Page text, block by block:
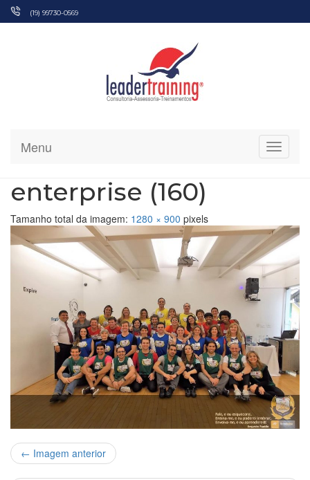
Pular
(19) 99730-0569
Menu
enterprise (160)
Tamanho total da imagem: 1280 × 900 pixels
← Imagem anterior